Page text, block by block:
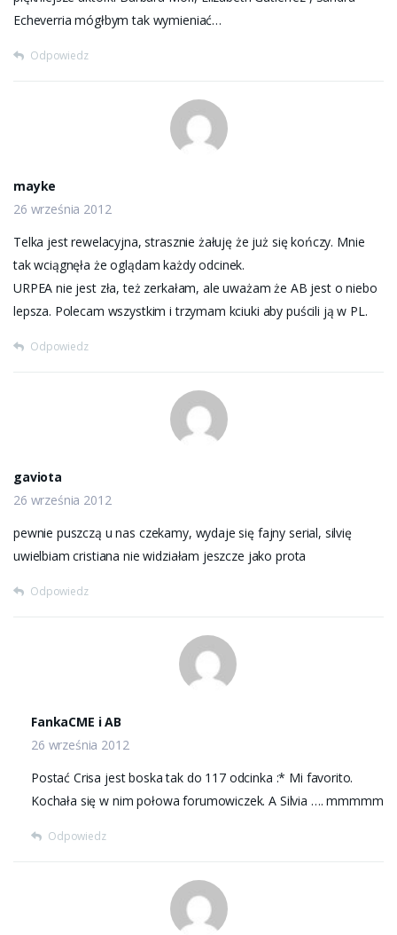
Echeverria mógłbym tak wymieniać…
Odpowiedz
mayke
26 września 2012
Telka jest rewelacyjna, strasznie żałuję że już się kończy. Mnie
tak wciągnęła że oglądam każdy odcinek.
URPEA nie jest zła, też zerkałam, ale uważam że AB jest o niebo
lepsza. Polecam wszystkim i trzymam kciuki aby puścili ją w PL.
Odpowiedz
gaviota
26 września 2012
pewnie puszczą u nas czekamy, wydaje się fajny serial, silvię
uwielbiam cristiana nie widziałam jeszcze jako prota
Odpowiedz
FankaCME i AB
26 września 2012
Postać Crisa jest boska tak do 117 odcinka :* Mi favorito.
Kochała się w nim połowa forumowiczek. A Silvia …. mmmmm
Odpowiedz